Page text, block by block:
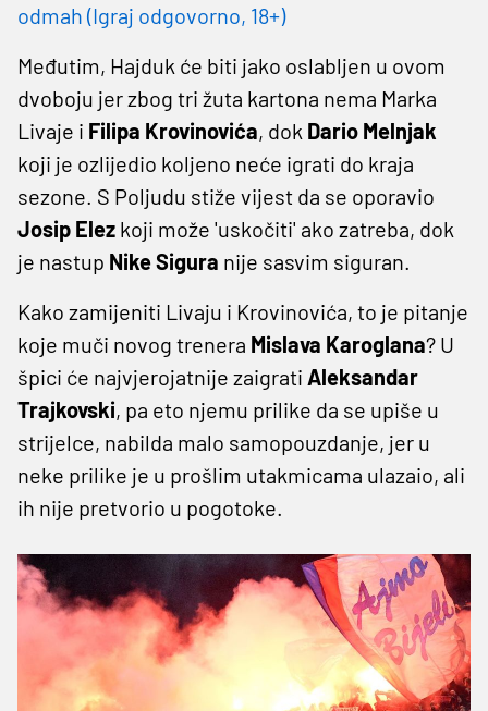
odmah (Igraj odgovorno, 18+)
Međutim, Hajduk će biti jako oslabljen u ovom
dvoboju jer zbog tri žuta kartona nema Marka
Livaje i Filipa Krovinovića, dok Dario Melnjak
koji je ozlijedio koljeno neće igrati do kraja
sezone. S Poljudu stiže vijest da se oporavio
Josip Elez koji može 'uskočiti' ako zatreba, dok
je nastup Nike Sigura nije sasvim siguran.
Kako zamijeniti Livaju i Krovinovića, to je pitanje
koje muči novog trenera Mislava Karoglana? U
špici će najvjerojatnije zaigrati Aleksandar
Trajkovski, pa eto njemu prilike da se upiše u
strijelce, nabilda malo samopouzdanje, jer u
neke prilike je u prošlim utakmicama ulazaio, ali
ih nije pretvorio u pogotoke.